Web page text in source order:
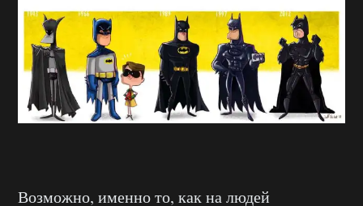
Возможно, именно то, как на людей